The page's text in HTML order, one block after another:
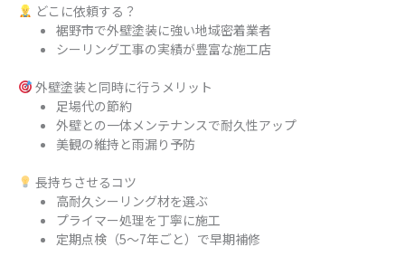
どこに依頼する？
裾野市で外壁塗装に強い地域密着業者
シーリング工事の実績が豊富な施工店
外壁塗装と同時に行うメリット
足場代の節約
外壁との一体メンテナンスで耐久性アップ
美観の維持と雨漏り予防
長持ちさせるコツ
高耐久シーリング材を選ぶ
プライマー処理を丁寧に施工
定期点検（5〜7年ごと）で早期補修